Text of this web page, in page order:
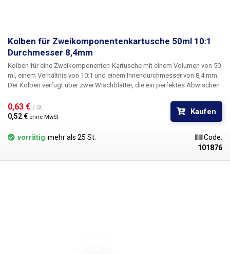
Kolben für Zweikomponentenkartusche 50ml 10:1
Durchmesser 8,4mm
Kolben für eine Zweikomponenten-Kartusche mit einem Volumen von 50
ml, einem Verhältnis von 10:1 und einem Innendurchmesser von 8,4 mm.
Der Kolben verfügt über zwei Wischblätter, die ein perfektes Abwischen
Kolbens in die Kartusche ist deren Inhalt zuverlässig luftdicht
verschlossen. Das Kolbenmaterial ist chlorid- und silikonfrei, beständig
gegen Laugen, industrielle Lösungsmittel und uneingeschränkt für eine
Vielzahl von Flüssigkeiten wie Lötflussmittel, Klebstoffe, Schmiermittel,
Silber-Wärmeleitpasten, Farben, Tinten, Elektrolyte, Epoxidharze,
Verdünner, Aktivatoren usw. verwendbar.Durchmesser: 8,4 mm
0,63 € / St.
0,52 € ohne MwSt
Kaufen
vorrätig mehr als 25 St.
Code:
101876